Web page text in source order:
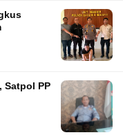
Satpol PP